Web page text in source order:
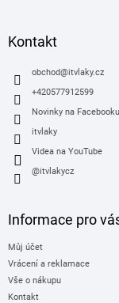
Kontakt
obchod@itvlaky.cz
+420577912599
Novinky na Facebooku
itvlaky
Videa na YouTube
@itvlakycz
Informace pro
Můj účet
Vrácení a reklamace
Vše o nákupu
Kontakt